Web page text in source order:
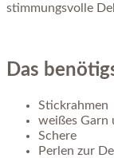
stimmungsvolle
Das
Stickrahmen
weißes Garn
Schere
Perlen zur